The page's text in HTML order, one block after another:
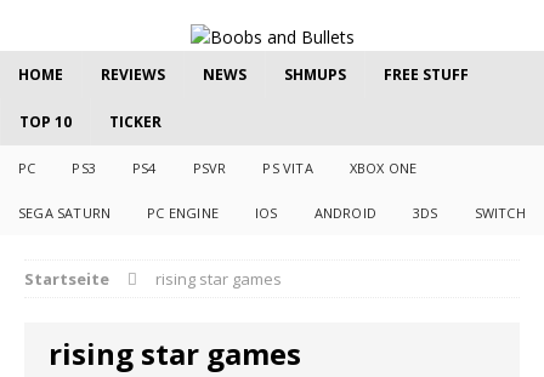
HOME REVIEWS NEWS SHMUPS FREE STUFF
TOP 10 TICKER
PC PS3 PS4 PSVR PS VITA XBOX ONE
SEGA SATURN PC ENGINE IOS ANDROID 3DS SWITCH
Startseite rising star games
rising star games